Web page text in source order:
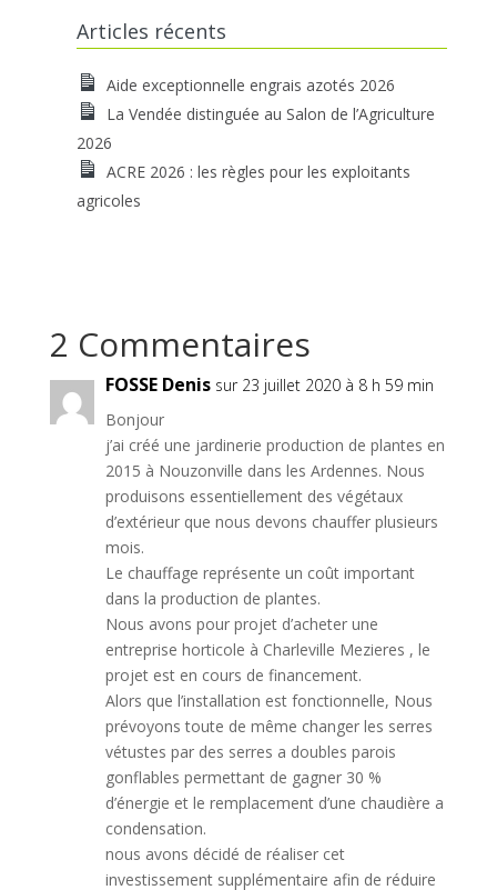
Articles récents
Aide exceptionnelle engrais azotés 2026
La Vendée distinguée au Salon de l’Agriculture
2026
ACRE 2026 : les règles pour les exploitants
agricoles
2 Commentaires
FOSSE Denis sur 23 juillet 2020 à 8 h 59 min
Bonjour
j’ai créé une jardinerie production de plantes en
2015 à Nouzonville dans les Ardennes. Nous
produisons essentiellement des végétaux
d’extérieur que nous devons chauffer plusieurs
mois.
Le chauffage représente un coût important
dans la production de plantes.
Nous avons pour projet d’acheter une
entreprise horticole à Charleville Mezieres , le
projet est en cours de financement.
Alors que l’installation est fonctionnelle, Nous
prévoyons toute de même changer les serres
vétustes par des serres a doubles parois
gonflables permettant de gagner 30 %
d’énergie et le remplacement d’une chaudière a
condensation.
nous avons décidé de réaliser cet
investissement supplémentaire afin de réduire